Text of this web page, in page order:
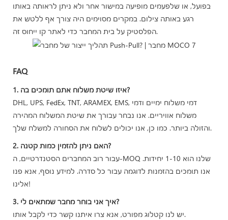
בפועל, או שלפעמים מופיעה במישור אחר ולא ניתן לראותה באותו
רגע באותה צילום. במקרים מסוימים היה צורך אף ללטש את
הפלסטיק על בית המחבר כדי לאתר קו ייחוס זה.
FAQ
1. איזו שיטת משלוח אתם תומכים בה?
DHL, UPS, FedEx, TNT, ARAMEX, EMS, דמי משלוח ימיים ודמי
משלוח אוויריים. אנו נבחר עבורך את שיטת המשלוח המהירה
והזולה ביותר. כמו כן, אנו יכולים לשלוח את הסחורה למשלח שלך.
2. האם ניתן להזמין כמות קטנה?
עבור רוב המחברים הסטנדרטיים, ה-MOQ שלנו הוא 1-10 יחידות.
אנו תומכים בהזמנות לדוגמה עבור כל סדרה. למידע נוסף, אנא פנו
אלינו!
3. איך אני בוחר מחבר שמתאים לי?
יש לנו קטלוג מפורט, אנא צרו איתנו קשר כדי לקבל אותו.